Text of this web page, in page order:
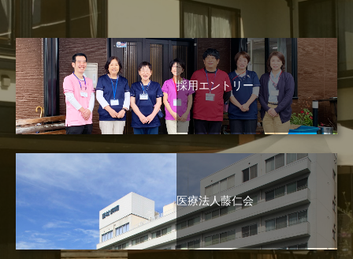
採用エントリー
医療法人藤仁会